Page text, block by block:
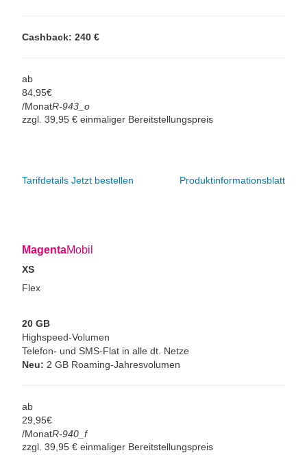
Cashback: 240 €
ab
84, 95€
/MonatR-943_o
zzgl. 39,95 € einmaliger Bereitstellungspreis
Produktinformationsblatt
Tarifdetails Jetzt bestellen
MagentaMobil
XS
Flex
20 GB
Highspeed-Volumen
Telefon- und SMS-Flat in alle dt. Netze
Neu: 2 GB Roaming-Jahresvolumen
ab
29, 95€
/MonatR-940_f
zzgl. 39,95 € einmaliger Bereitstellungspreis